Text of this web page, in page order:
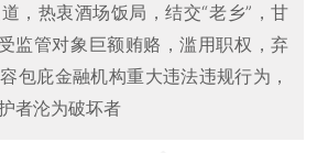
，热衷酒场饭局，结交“老乡”，甘
监管对象巨额贿赂，滥用职权，弃
包庇金融机构重大违法违规行为，
者沦为破坏者